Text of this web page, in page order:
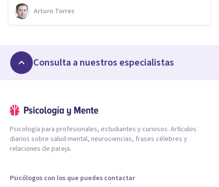
Arturo Torres
Consulta a nuestros especialistas
Psicología para profesionales, estudiantes y curiosos. Artículos
diarios sobre salud mental, neurociencias, frases célebres y
relaciones de pareja.
Psicólogos con los que puedes contactar